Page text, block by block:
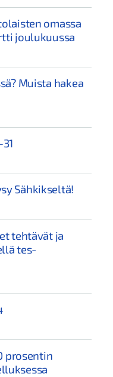
omassa
joulukuussa
Muista hakea
Sähkikseltä!
tehtävät ja
tes-
prosentin